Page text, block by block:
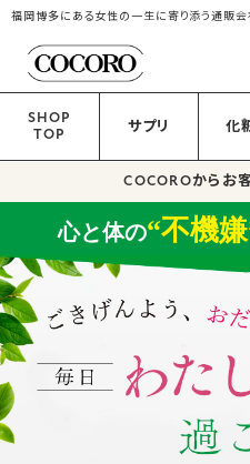
福岡博多にある女性の一生に寄り添う通販会
SHOP
TOP
サプリ 化
COCOROからお
心と体の“不機嫌